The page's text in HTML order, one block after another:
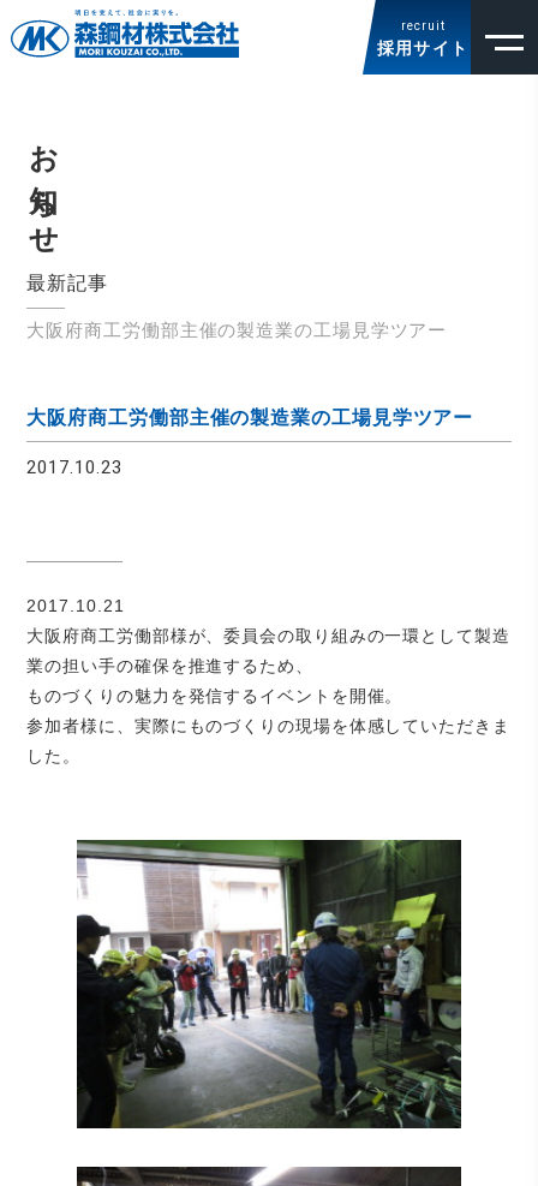
recruit
採用サイト
お知らせ
最新記事
大阪府商工労働部主催の製造業の工場見学ツアー
大阪府商工労働部主催の製造業の工場見学ツアー
2017.10.23
2017.10.21
大阪府商工労働部様が、委員会の取り組みの一環として製造
業の担い手の確保を推進するため、
ものづくりの魅力を発信するイベントを開催。
参加者様に、実際にものづくりの現場を体感していただきま
した。